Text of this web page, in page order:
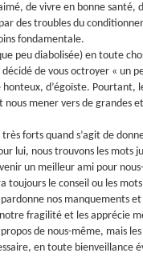
de vivre en bonne santé,
des troubles du
fondamentale.
peu diabolisée) en toute
de vous octroyer « un
d’égoïste. Pourtant,
mener vers de grandes
forts quand s’agit de
lui, nous trouvons les mots
un meilleur ami pour
le conseil ou les
nos manquements
fragilité et les apprécie
de nous-même, mais
en toute bienveillance